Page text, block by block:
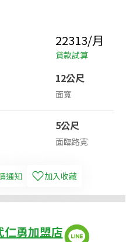
22313/月
貸款試算
12公尺
面寬
5公尺
面臨路寬
通知 加入收藏
仁勇加盟店